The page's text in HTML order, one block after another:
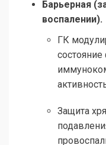
Барьерная
воспалении).
ГК
Защита